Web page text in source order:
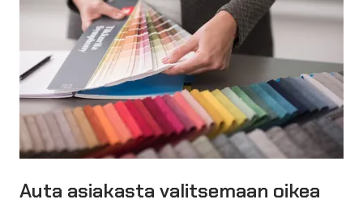
Auta asiakasta valitsemaan oikea